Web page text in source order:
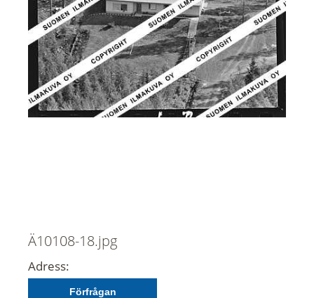
Ä10108-18.jpg
Adress:
Förfrågan